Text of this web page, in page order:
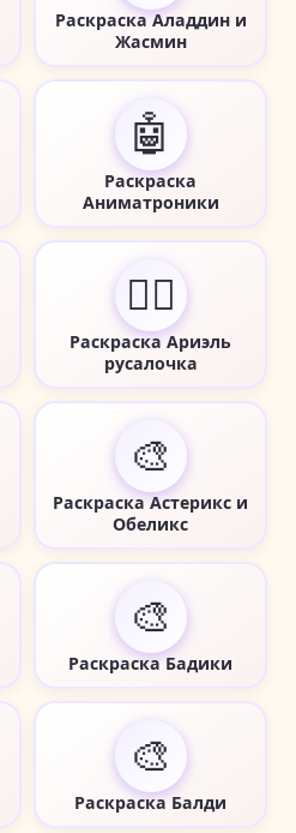
Раскраска Аладдин и
Жасмин
🤖
Раскраска
Аниматроники
🧜‍♀️
Раскраска Ариэль
русалочка
🎨
Раскраска Астерикс и
Обеликс
🎨
Раскраска Бадики
🎨
Раскраска Балди